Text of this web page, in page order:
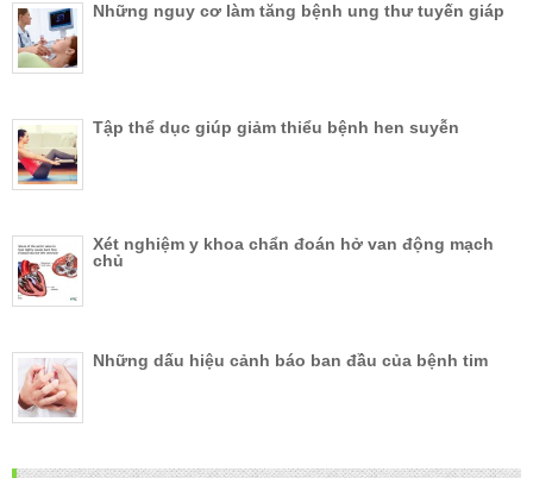
Những nguy cơ làm tăng bệnh ung thư tuyến giáp
Tập thể dục giúp giảm thiểu bệnh hen suyễn
Xét nghiệm y khoa chẩn đoán hở van động mạch
chủ
Những dấu hiệu cảnh báo ban đầu của bệnh tim